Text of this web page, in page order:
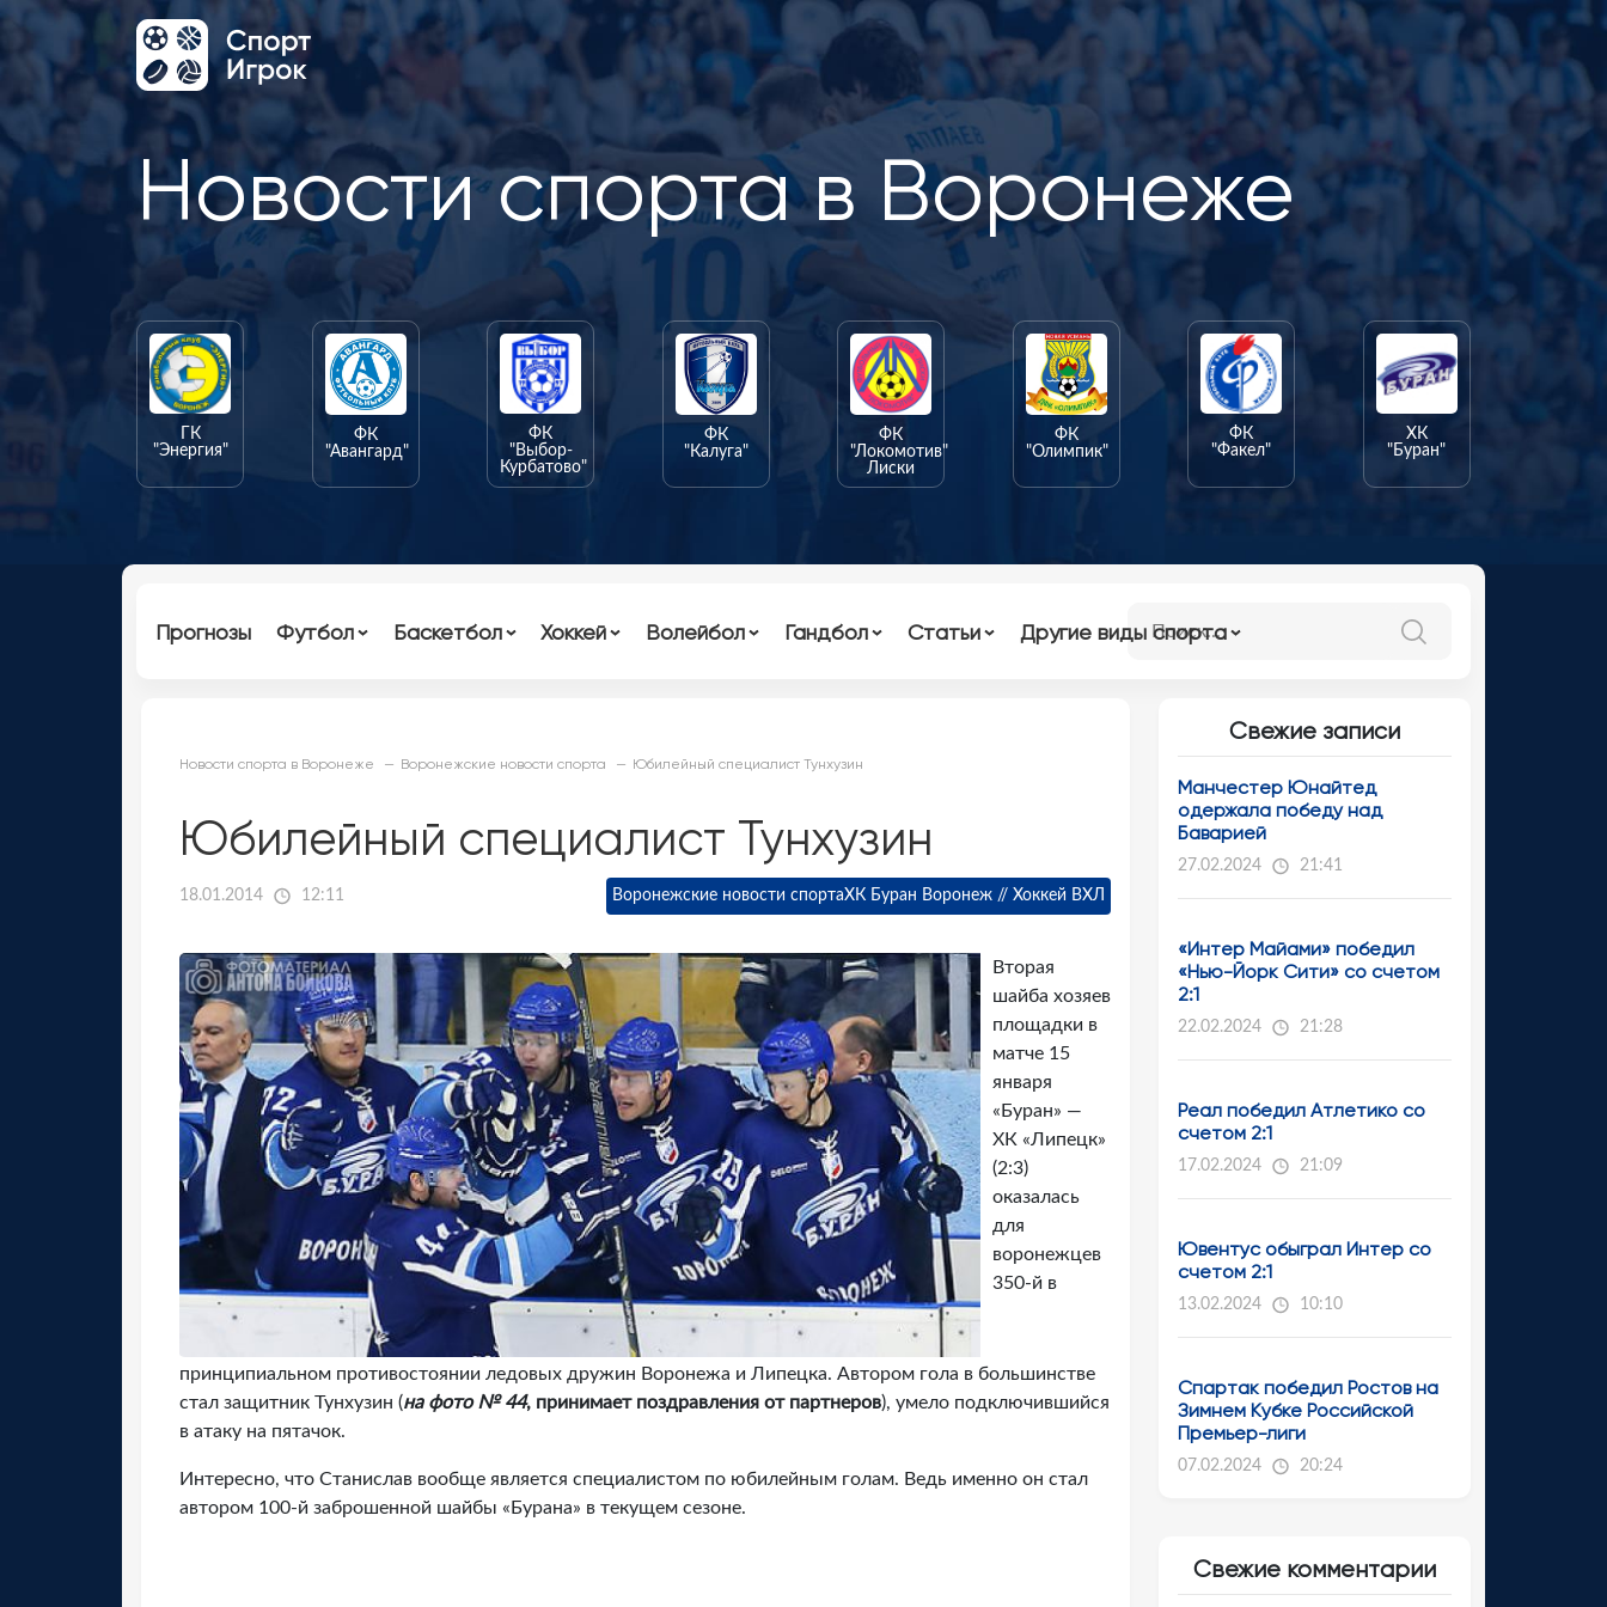
Новости спорта в Воронеже
ГК
"Энергия"
ФК
"Авангард"
ФК
"Выбор-
Курбатово"
ФК
"Калуга"
ФК
"Локомотив"
Лиски
ФК
"Олимпик"
ФК
"Факел"
ХК
"Буран"
Прогнозы Футбол Баскетбол Хоккей Волейбол Гандбол Статьи Другие виды спорта
Новости спорта в Воронеже Воронежские новости спорта Юбилейный специалист Тунхузин
Юбилейный специалист Тунхузин
18.01.2014 12:11 Воронежские новости спортаХК Буран Воронеж // Хоккей ВХЛ
Вторая
шайба хозяев
площадки в
матче 15
января
«Буран» —
ХК «Липецк»
(2:3)
оказалась
для
воронежцев
350-й в
принципиальном противостоянии ледовых дружин Воронежа и Липецка. Автором гола в большинстве
стал защитник Тунхузин (на фото № 44, принимает поздравления от партнеров), умело подключившийся
в атаку на пятачок.
Интересно, что Станислав вообще является специалистом по юбилейным голам. Ведь именно он стал
автором 100-й заброшенной шайбы «Бурана» в текущем сезоне.
Свежие записи
Манчестер Юнайтед
одержала победу над
Баварией
27.02.2024 21:41
«Интер Майами» победил
«Нью-Йорк Сити» со счетом
2:1
22.02.2024 21:28
Реал победил Атлетико со
счетом 2:1
17.02.2024 21:09
Ювентус обыграл Интер со
счетом 2:1
13.02.2024 10:10
Спартак победил Ростов на
Зимнем Кубке Российской
Премьер-лиги
07.02.2024 20:24
Свежие комментарии